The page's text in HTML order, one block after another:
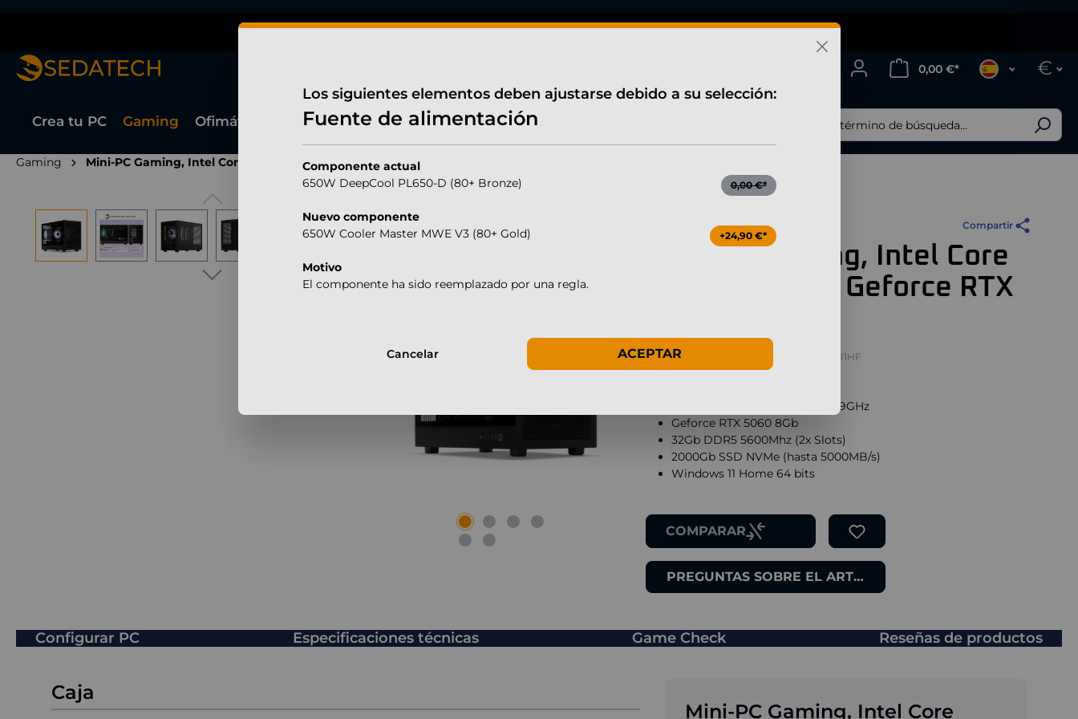
Garantía de 3 años Soporte reactivo & cualificado Paga en 3 Made in Germany 100% Eco-Energía
0,00 €* €
Crea tu PC Gaming Ofimática Profesional Summer Deals
Gaming Mini-PC Gaming, Intel Core Ultra 7 265KF, Geforce RTX 5060
Omitir galería de imágenes
Compartir
Mini-PC Gaming, Intel Core
Ultra 7 265KF, Geforce RTX
UCCM116I2I1HF
Intel Core Ultra 7 265KF 20x 3.9GHz
Geforce RTX 5060 8Gb
32Gb DDR5 5600Mhz (2x Slots)
2000Gb SSD NVMe (hasta 5000MB/s)
Windows 11 Home 64 bits
COMPARAR
PREGUNTAS SOBRE EL ARTÍCULO
Configurar PC Especificaciones técnicas Game Check Reseñas de productos
Caja
Los siguientes elementos deben ajustarse debido a su selección:
Fuente de alimentación
Componente actual
650W DeepCool PL650-D (80+ Bronze)
0,00 €*
Nuevo componente
650W Cooler Master MWE V3 (80+ Gold)
+24,90 €*
Motivo
El componente ha sido reemplazado por una regla.
Cancelar ACEPTAR
Mini-PC Gaming, Intel Core